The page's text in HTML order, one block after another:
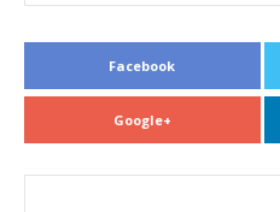
Facebook
Google+